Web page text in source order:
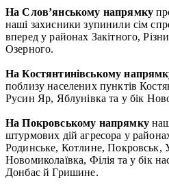
На Слов’янському напрямку
наші захисники зупинили сім
вперед у районах Закітного,
Озерного.
На Костянтинівському
поблизу населених пунктів
Русин Яр, Яблунівка та у бік
На Покровському напрямку
штурмових дій агресора у
Родинське, Котлине, Покровськ,
Новомиколаївка, Філія та у бік
Донбас й Гришине.